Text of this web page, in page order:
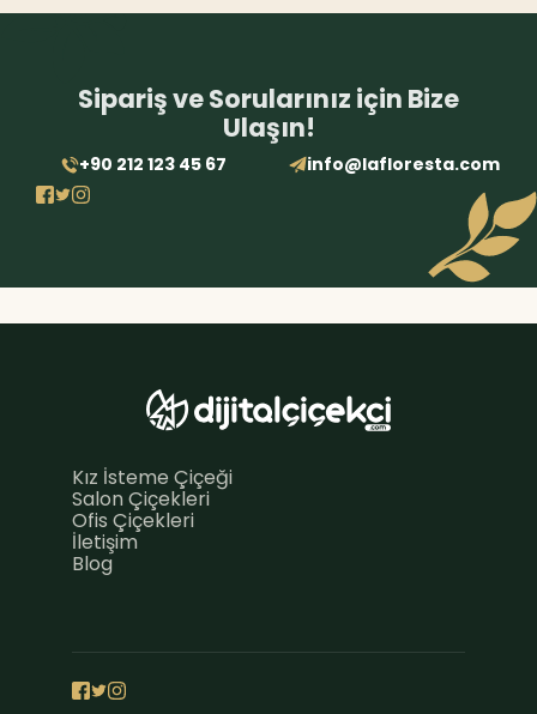
Sipariş ve Sorularınız için Bize
Ulaşın!
+90 212 123 45 67 info@lafloresta.com
Kız İsteme Çiçeği
Salon Çiçekleri
Ofis Çiçekleri
İletişim
Blog